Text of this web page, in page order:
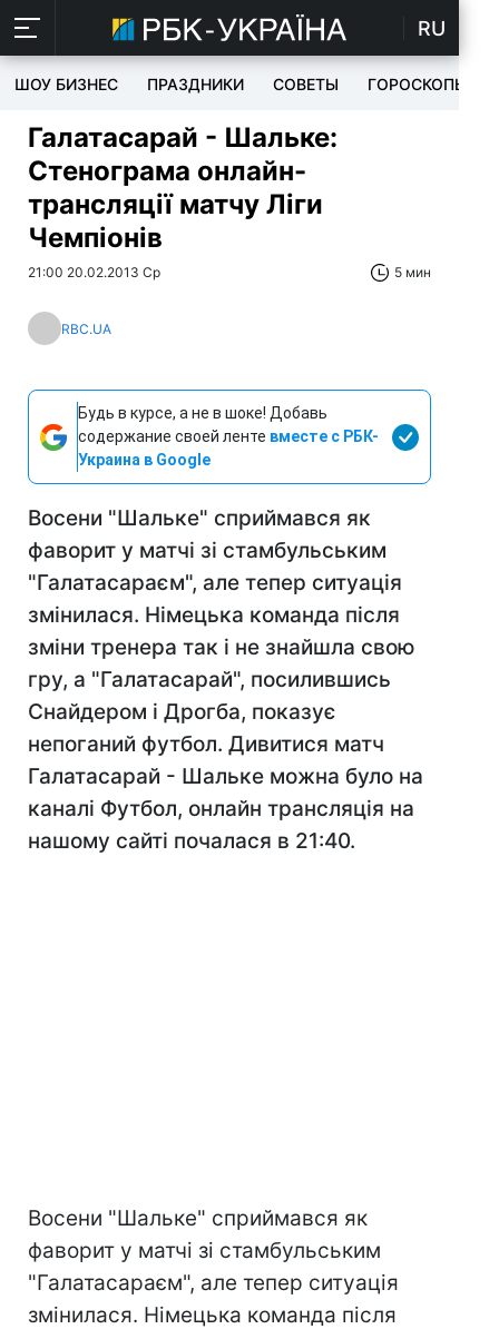
RU
ШОУ БИЗНЕС ПРАЗДНИКИ СОВЕТЫ ГОРОСКОПЫ
Галатасарай - Шальке:
Стенограма онлайн-
трансляції матчу Ліги
Чемпіонів
21:00 20.02.2013 Ср 5 мин
RBC.UA
Будь в курсе, а не в шоке! Добавь
содержание своей ленте вместе с РБК-
Украина в Google
Восени "Шальке" сприймався як
фаворит у матчі зі стамбульським
"Галатасараєм", але тепер ситуація
змінилася. Німецька команда після
зміни тренера так і не знайшла свою
гру, а "Галатасарай", посилившись
Снайдером і Дрогба, показує
непоганий футбол. Дивитися матч
Галатасарай - Шальке можна було на
каналі Футбол, онлайн трансляція на
нашому сайті почалася в 21:40.
Восени "Шальке" сприймався як
фаворит у матчі зі стамбульським
"Галатасараєм", але тепер ситуація
змінилася. Німецька команда після